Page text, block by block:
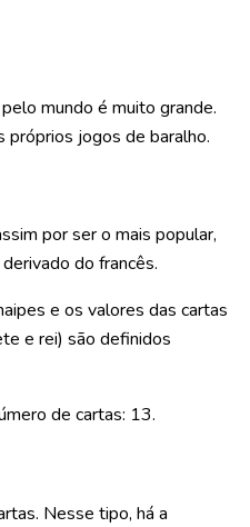
mundo é muito grande.
próprios jogos de baralho.
por ser o mais popular,
do francês.
e os valores das cartas
e rei) são definidos
de cartas: 13.
Nesse tipo, há a